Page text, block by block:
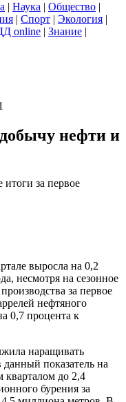
| Наука | Общество |
| Спорт | Экология |
online | Знание |
нефти и
за первое
выросла на 0,2
несмотря на сезонное
за первое
нефтяного
0,7 процента к
наращивать
показатель на
кварталом до 2,4
бурения за